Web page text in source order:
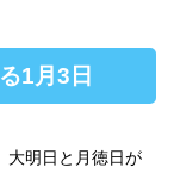
1月3日
大明日と月徳日が